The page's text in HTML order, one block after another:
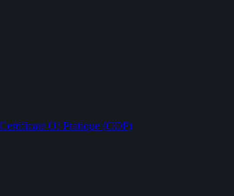
Of Pratique (COP)